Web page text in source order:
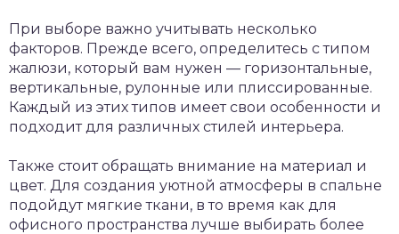
При выборе важно учитывать несколько
факторов. Прежде всего, определитесь с типом
жалюзи, который вам нужен — горизонтальные,
вертикальные, рулонные или плиссированные.
Каждый из этих типов имеет свои особенности и
подходит для различных стилей интерьера.
Также стоит обращать внимание на материал и
цвет. Для создания уютной атмосферы в спальне
подойдут мягкие ткани, в то время как для
офисного пространства лучше выбирать более